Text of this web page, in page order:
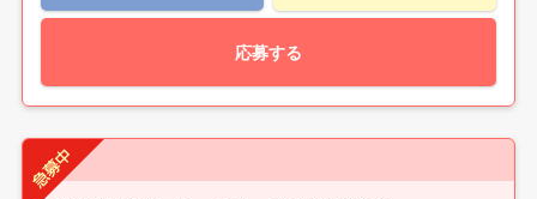
応募する